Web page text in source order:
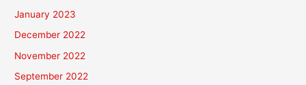
January 2023
December 2022
November 2022
September 2022